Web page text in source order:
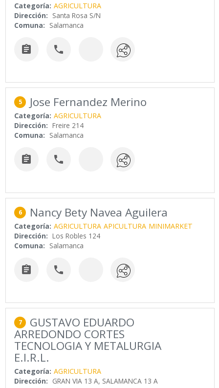
Categoría: AGRICULTURA
Dirección: Santa Rosa S/N
Comuna: Salamanca
 
5 Jose Fernandez Merino
Categoría: AGRICULTURA
Dirección: Freire 214
Comuna: Salamanca
 
6 Nancy Bety Navea Aguilera
Categoría: AGRICULTURA APICULTURA MINIMARKET
Dirección: Los Robles 124
Comuna: Salamanca
 
7 GUSTAVO EDUARDO
ARREDONDO CORTES
TECNOLOGIA Y METALURGIA
E.I.R.L.
Categoría: AGRICULTURA
Dirección: GRAN VIA 13 A, SALAMANCA 13 A